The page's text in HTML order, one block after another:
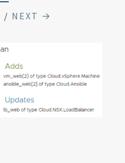
/ NEXT →